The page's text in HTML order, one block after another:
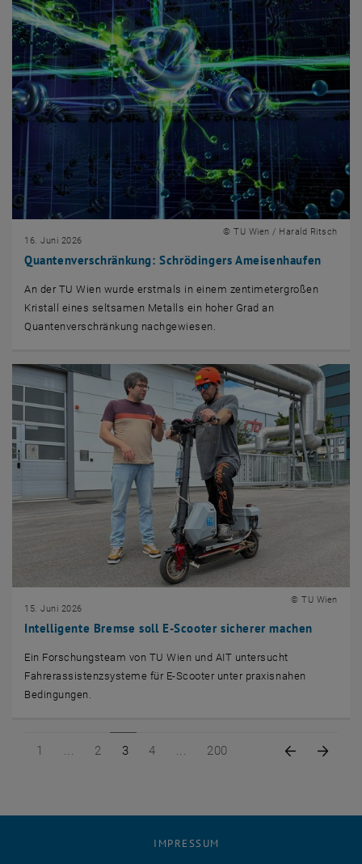
Quantenverschränkung: Schrödingers Ameisenhaufen
16. Juni 2026
© TU Wien / Harald Ritsch
An der TU Wien wurde erstmals in einem zentimetergroßen
Kristall eines seltsamen Metalls ein hoher Grad an
Quantenverschränkung nachgewiesen.
Intelligente Bremse soll E-Scooter sicherer machen
15. Juni 2026
© TU Wien
Ein Forschungsteam von TU Wien und AIT untersucht
Fahrerassistenzsysteme für E-Scooter unter praxisnahen
Bedingungen.
Seite 1 von 200
1 Seite 2 von 200
2 Seite 3 von 200
3 Seite 4 von 200
4 Seite 200 von 200
200 Vorige
IMPRESSUM